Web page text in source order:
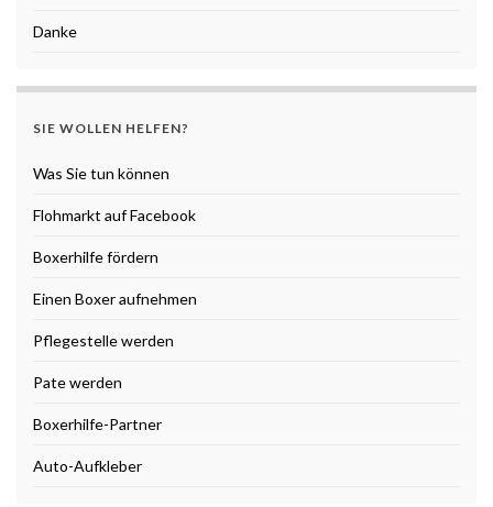
Danke
SIE WOLLEN HELFEN?
Was Sie tun können
Flohmarkt auf Facebook
Boxerhilfe fördern
Einen Boxer aufnehmen
Pflegestelle werden
Pate werden
Boxerhilfe-Partner
Auto-Aufkleber